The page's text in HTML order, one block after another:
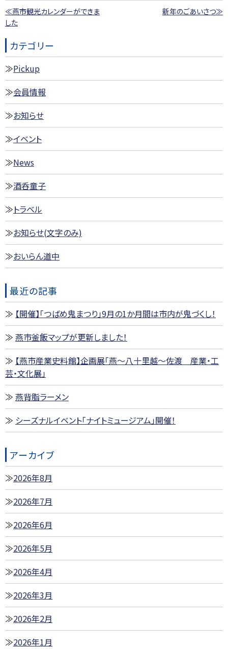
≪燕市観光カレンダーができま
した
新年のごあいさつ≫
カテゴリー
Pickup
会員情報
お知らせ
イベント
News
酒呑童子
トラベル
お知らせ(文字のみ)
おいらん道中
最近の記事
【開催】「つばめ鬼まつり」9月の1か月間は市内が鬼づくし！
燕市釜飯マップが更新しました！
【燕市産業史料館】企画展「燕～八十里越～佐渡 産業・工
芸・文化展」
燕背脂ラーメン
シーズナルイベント「ナイトミュージアム」開催！
アーカイブ
2026年8月
2026年7月
2026年6月
2026年5月
2026年4月
2026年3月
2026年2月
2026年1月